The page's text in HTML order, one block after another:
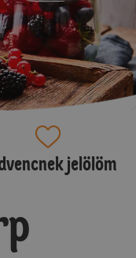
jelölöm